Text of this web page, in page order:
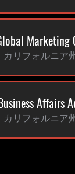
Marketing
リフォルニア
Affairs
リフォルニア